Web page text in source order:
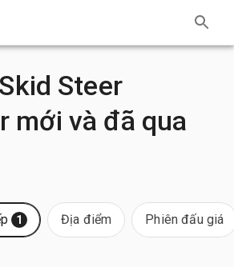
Steer
mới và đã qua
1 Địa điểm Phiên đấu giá